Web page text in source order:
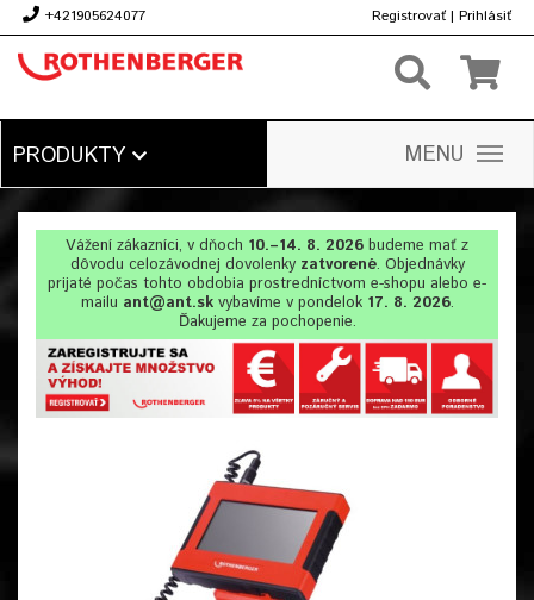
+421905624077 Registrovať | Prihlásiť
PRODUKTY MENU
Vážení zákazníci, v dňoch 10.–14. 8. 2026 budeme mať z
dôvodu celozávodnej dovolenkyzatvorené. Objednávky
prijaté počas tohto obdobia prostredníctvom e-shopu alebo e-
mailu ant@ant.skvybavíme v pondelok 17. 8. 2026.
Ďakujeme za pochopenie.